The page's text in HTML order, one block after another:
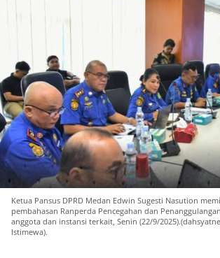
Ketua Pansus DPRD Medan Edwin Sugesti Nasution
pembahasan Ranperda Pencegahan dan
anggota dan instansi terkait, Senin (22/9/
Istimewa).